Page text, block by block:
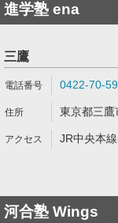
進学塾 ena
三鷹
0422-70-
東京都三
JR中央本
河合塾 Wings